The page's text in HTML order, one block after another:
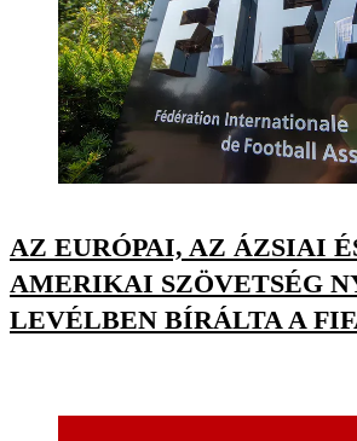
AZ EURÓPAI, AZ ÁZSIAI
AMERIKAI SZÖVETSÉG
LEVÉLBEN BÍRÁLTA A